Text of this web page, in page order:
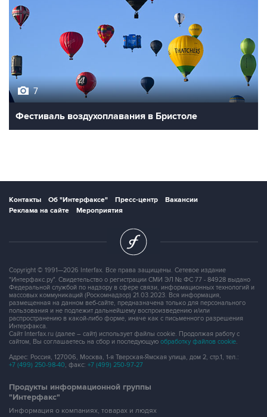
7
Фестиваль воздухоплавания в Бристоле
Контакты Об "Интерфаксе" Пресс-центр
Вакансии
Реклама на сайте
Мероприятия
Copyright © 1991—2026 Interfax. Все права защищены. Сетевое издание
"Интерфакс.ру". Свидетельство о регистрации СМИ ЭЛ № ФС 77 - 84928 выдано
Федеральной службой по надзору в сфере связи, информационных технологий и
массовых коммуникаций (Роскомнадзор) 21.03.2023. Вся информация,
размещенная на данном веб-сайте, предназначена только для персонального
пользования и не подлежит дальнейшему воспроизведению и/или
распространению в какой-либо форме, иначе как с письменного разрешения
Интерфакса.
Сайт Interfax.ru (далее – сайт) использует файлы cookie. Продолжая работу с
сайтом, Вы соглашаетесь на сбор и последующую обработку файлов cookie.
Адрес: Россия, 127006, Москва, 1-я Тверская-Ямская улица, дом 2, стр.1, тел.:
+7 (499) 250-98-40, факс: +7 (499) 250-97-27
Продукты информационной группы
"Интерфакс"
Информация о компаниях, товарах и людях